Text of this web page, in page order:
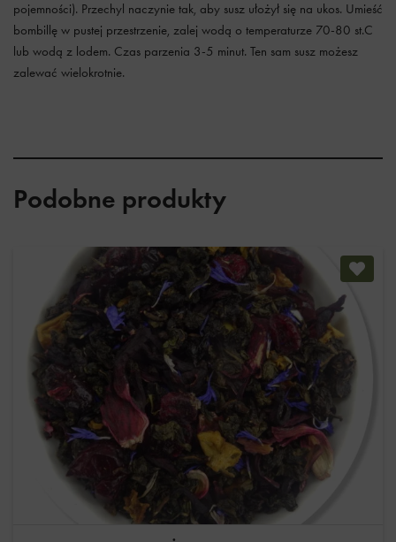
pojemności). Przechyl naczynie tak, aby susz ułożył się na ukos. Umieść
bombillę w pustej przestrzenie, zalej wodą o temperaturze 70-80 st.C
lub wodą z lodem. Czas parzenia 3-5 minut. Ten sam susz możesz
zalewać wielokrotnie.
Podobne produkty